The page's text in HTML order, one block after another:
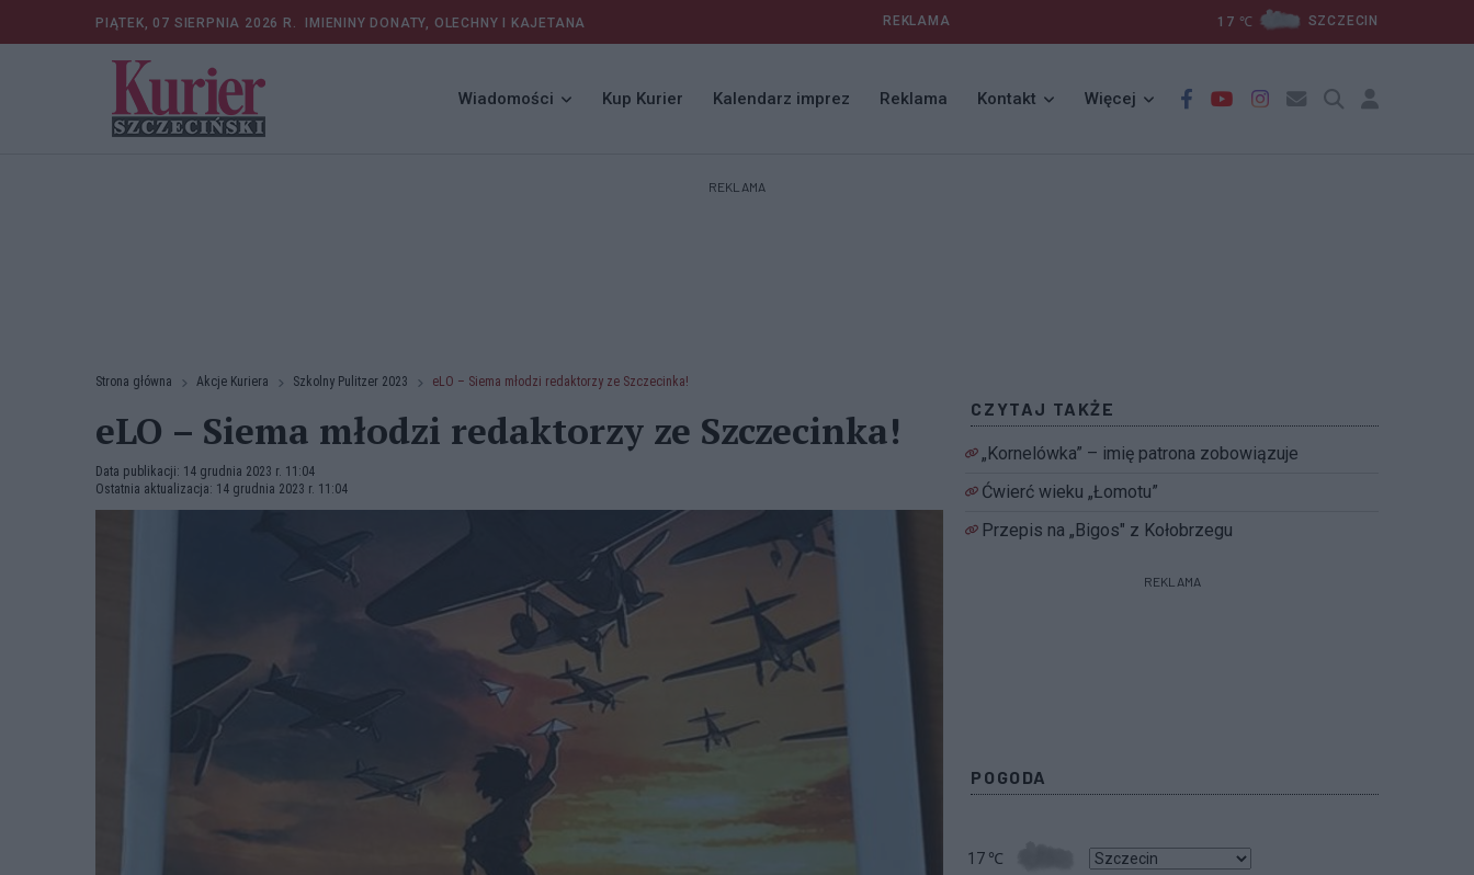
PIĄTEK, 07 SIERPNIA 2026 R. IMIENINY DONATY, OLECHNY I KAJETANA REKLAMA 17 ℃ SZCZECIN
Wiadomości Kup Kurier Kalendarz imprez Reklama Kontakt Więcej
REKLAMA
Strona główna Akcje Kuriera Szkolny Pulitzer 2023 eLO – Siema młodzi redaktorzy ze Szczecinka!
eLO – Siema młodzi redaktorzy ze Szczecinka!
Data publikacji: 14 grudnia 2023 r. 11:04
Ostatnia aktualizacja: 14 grudnia 2023 r. 11:04
CZYTAJ TAKŻE
„Kornelówka” – imię patrona zobowiązuje
Ćwierć wieku „Łomotu”
Przepis na „Bigos" z Kołobrzegu
REKLAMA
POGODA
17 ℃